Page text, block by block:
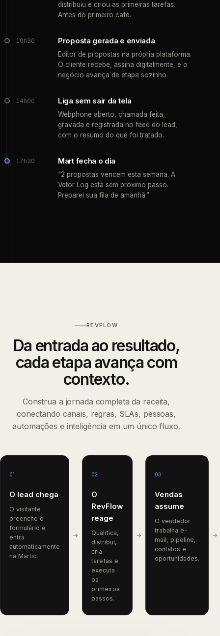
distribuiu e criou as primeiras tarefas.
Antes do primeiro café.
10h30 Proposta gerada e enviada
Editor de propostas na própria plataforma.
O cliente recebe, assina digitalmente, e o
negócio avança de etapa sozinho.
14h00 Liga sem sair da tela
Webphone aberto, chamada feita,
gravada e registrada no feed do lead,
com o resumo do que foi tratado.
17h30 Mart fecha o dia
“2 propostas vencem esta semana. A
Vetor Log está sem próximo passo.
Preparei sua fila de amanhã.”
REVFLOW
Da entrada ao resultado,
cada etapa avança com
contexto.
Construa a jornada completa da receita,
conectando canais, regras, SLAs, pessoas,
automações e inteligência em um único fluxo.
01
O lead chega
O visitante
preenche o
formulário e
entra
automaticamente
na Martic.
02
O
RevFlow
reage
Qualifica,
distribui,
cria
tarefas e
executa
os
primeiros
passos.
03
Vendas
assume
O vendedor
trabalha e-
mail, pipeline,
contatos e
oportunidades.